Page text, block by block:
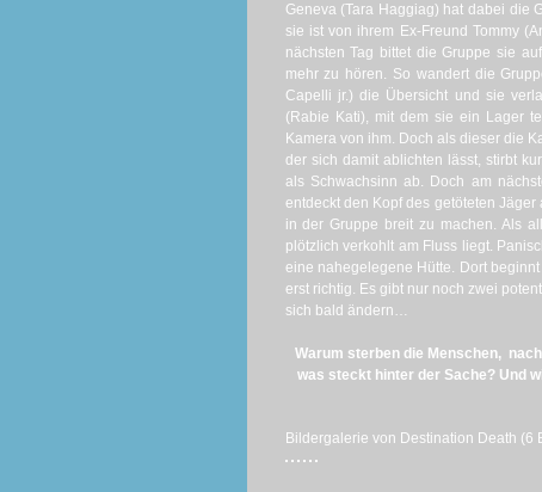
Geneva (Tara Haggiag) hat dabei die
sie ist von ihrem Ex-Freund Tommy
nächsten Tag bittet die Gruppe sie
mehr zu hören. So wandert die
Capelli jr.) die Übersicht und sie
(Rabie Kati), mit dem sie ein Lager
Kamera von ihm. Doch als dieser die
der sich damit ablichten lässt, stirbt
als Schwachsinn ab. Doch am
entdeckt den Kopf des getöteten
in der Gruppe breit zu machen. Als
plötzlich verkohlt am Fluss liegt.
eine nahegelegene Hütte. Dort
erst richtig. Es gibt nur noch zwei
sich bald ändern…
Warum sterben die Menschen,
was steckt hinter der Sache? Und
Bildergalerie von Destination Death (6